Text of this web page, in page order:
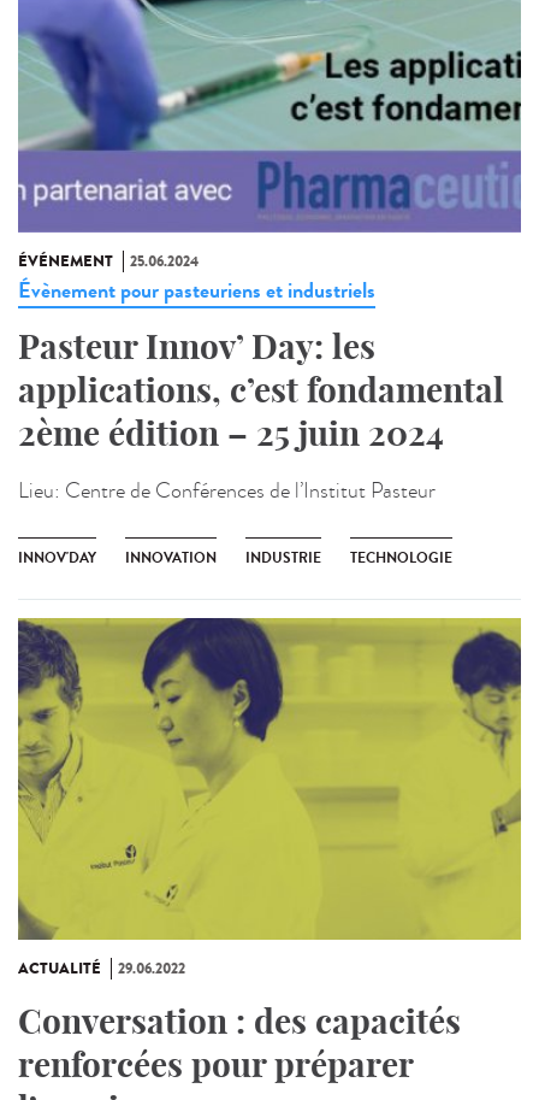
ÉVÉNEMENT 25.06.2024
Évènement pour pasteuriens et industriels
Pasteur Innov’ Day: les
applications, c’est fondamental
2ème édition – 25 juin 2024
Lieu: Centre de Conférences de l’Institut Pasteur
INNOV'DAY INNOVATION INDUSTRIE TECHNOLOGIE
ACTUALITÉ 29.06.2022
Conversation : des capacités
renforcées pour préparer